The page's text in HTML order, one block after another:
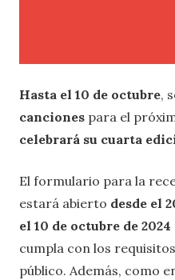
Hasta el 10 de octubre,
canciones para el
celebrará su cuarta
El formulario para la
estará abierto desde el
el 10 de octubre de 2024
cumpla con los
público. Además, como